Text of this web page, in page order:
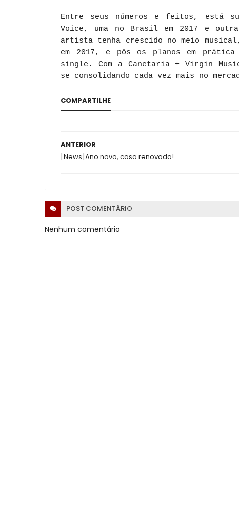
Entre seus números e feitos, está
Voice, uma no Brasil em 2017 e
artista tenha crescido no meio
em 2017, e pôs os planos em
single. Com a Canetaria + Virgin
se consolidando cada vez mais no
COMPARTILHE
ANTERIOR
[News]Ano novo, casa renovada!
POST COMENTÁRIO
Nenhum comentário